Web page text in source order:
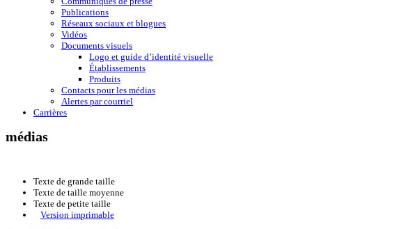
Publications
Réseaux sociaux et blogues
Vidéos
Documents visuels
Logo et guide d’identité visuelle
Établissements
Produits
Contacts pour les médias
Alertes par courriel
Carrières
médias
Texte de grande taille
Texte de taille moyenne
Texte de petite taille
Version imprimable